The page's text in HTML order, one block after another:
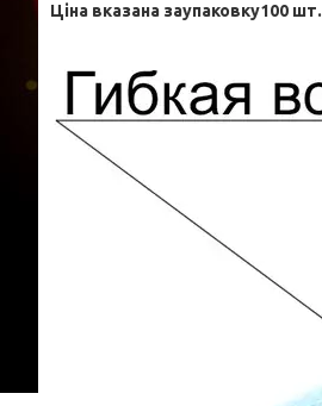
Ціна вказана заупаковку100 шт.